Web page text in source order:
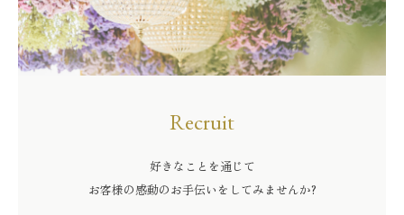
Recruit
好きなことを通じて
お客様の感動のお手伝いをしてみませんか?